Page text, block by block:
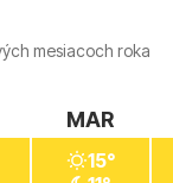
mesiacoch roka
MAR
15°